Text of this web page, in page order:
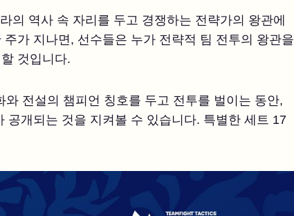
의 역사 속 자리를 두고 경쟁하는 전략가의 왕관에
가 지나면, 선수들은 누가 전략적 팀 전투의 왕관을
것입니다.
전설의 챔피언 칭호를 두고 전투를 벌이는 동안,
개되는 것을 지켜볼 수 있습니다. 특별한 세트 17